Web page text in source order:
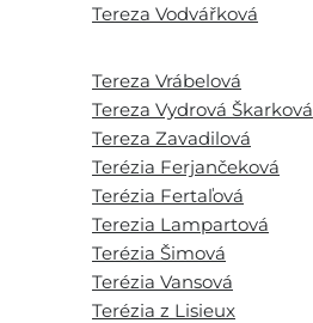
Tereza Vodvářková
Tereza Vrábelová
Tereza Vydrová Škarková
Tereza Zavadilová
Terézia Ferjančeková
Terézia Fertaľová
Terezia Lampartová
Terézia Šimová
Terézia Vansová
Terézia z Lisieux